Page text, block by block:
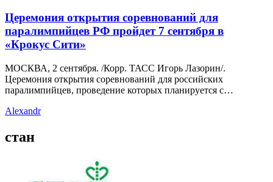
Церемония открытия соревнований для
паралимпийцев РФ пройдет 7 сентября в
«Крокус Сити»
МОСКВА, 2 сентября. /Корр. ТАСС Игорь Лазорин/.
Церемония открытия соревнований для российских
паралимпийцев, проведение которых планируется с…
Alexandr
стан